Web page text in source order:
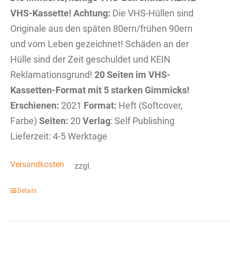
VHS-Kassette! Achtung: Die VHS-Hüllen sind
Originale aus den späten 80ern/frühen 90ern
und vom Leben gezeichnet! Schäden an der
Hülle sind der Zeit geschuldet und KEIN
Reklamationsgrund! 20 Seiten im VHS-
Kassetten-Format mit 5 starken Gimmicks!
Erschienen: 2021 Format: Heft (Softcover,
Farbe) Seiten: 20 Verlag: Self Publishing
Lieferzeit: 4-5 Werktage
zzgl.
Versandkosten
Details